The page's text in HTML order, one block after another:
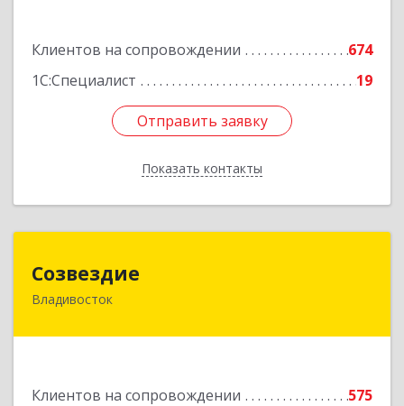
Клиентов на сопровождении
674
1С:Специалист
19
Отправить заявку
Показать контакты
Отправить заявку
Назад
Созвездие
Владивосток
Клиентов на сопровождении
575
690069, Приморский край, Владивосток г,